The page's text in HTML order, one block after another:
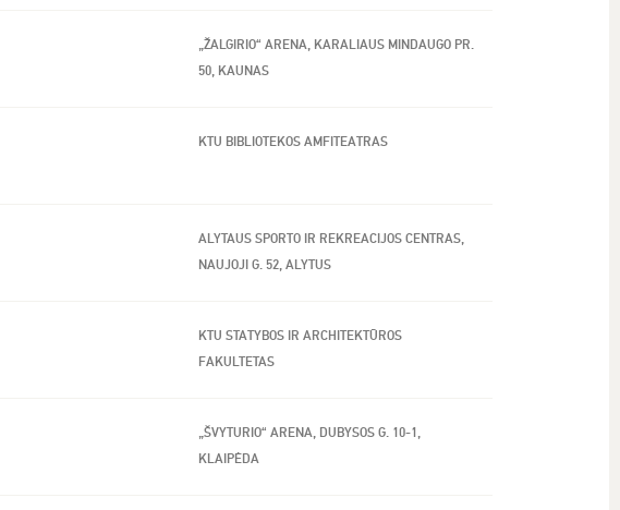
„ŽALGIRIO“ ARENA, KARALIAUS MINDAUGO PR.
50, KAUNAS
KTU BIBLIOTEKOS AMFITEATRAS
ALYTAUS SPORTO IR REKREACIJOS CENTRAS,
NAUJOJI G. 52, ALYTUS
KTU STATYBOS IR ARCHITEKTŪROS
FAKULTETAS
„ŠVYTURIO“ ARENA, DUBYSOS G. 10-1,
KLAIPĖDA